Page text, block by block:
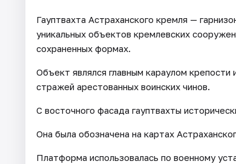
Гауптвахта Астраханского кремля —
уникальных объектов кремлевских
сохраненных формах.
Объект являлся главным караулом крепости
стражей арестованных воинских чинов.
С восточного фасада гауптвахты
Она была обозначена на картах
Платформа использовалась по военному